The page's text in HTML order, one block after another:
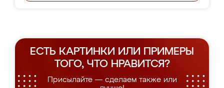
ЕСТЬ КАРТИНКИ ИЛИ ПРИМЕРЫ
ТОГО, ЧТО НРАВИТСЯ?
Присылайте — сделаем также или